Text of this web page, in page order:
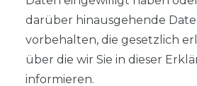
darüber hinausgehende
vorbehalten, die gesetzlich
über die wir Sie in dieser
informieren.